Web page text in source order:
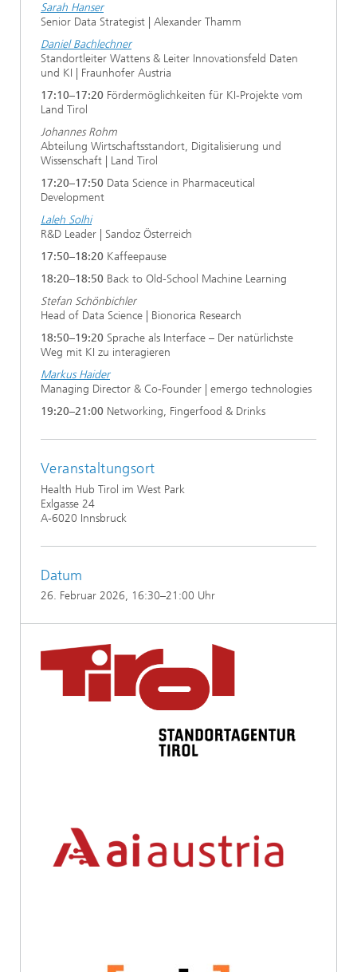
Sarah Hanser
Senior Data Strategist | Alexander Thamm
Daniel Bachlechner
Standortleiter Wattens & Leiter Innovationsfeld Daten
und KI | Fraunhofer Austria
17:10–17:20 Fördermöglichkeiten für KI-Projekte vom
Land Tirol
Johannes Rohm
Abteilung Wirtschaftsstandort, Digitalisierung und
Wissenschaft | Land Tirol
17:20–17:50 Data Science in Pharmaceutical
Development
Laleh Solhi
R&D Leader | Sandoz Österreich
17:50–18:20 Kaffeepause
18:20–18:50 Back to Old-School Machine Learning
Stefan Schönbichler
Head of Data Science | Bionorica Research
18:50–19:20 Sprache als Interface – Der natürlichste
Weg mit KI zu interagieren
Markus Haider
Managing Director & Co-Founder | emergo technologies
19:20–21:00 Networking, Fingerfood & Drinks
Veranstaltungsort
Health Hub Tirol im West Park
Exlgasse 24
A-6020 Innsbruck
Datum
26. Februar 2026, 16:30–21:00 Uhr